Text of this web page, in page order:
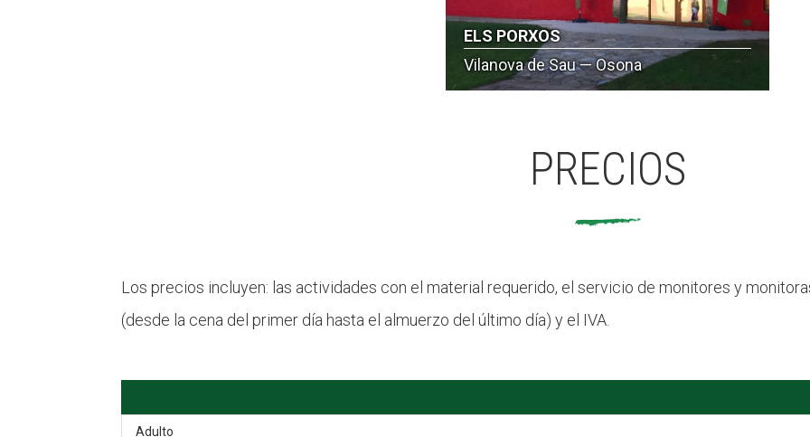
ELS PORXOS
Vilanova de Sau — Osona
PRECIOS
Los precios incluyen: las actividades con el material requerido, el servicio de monitores y
(desde la cena del primer día hasta el almuerzo del último día) y el IVA.
Adulto